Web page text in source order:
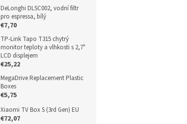
DeLonghi DLSC002, vodní filtr
pro espressa, bílý
€7,70
TP-Link Tapo T315 chytrý
monitor teploty a vlhkosti s 2,7"
LCD displejem
€25,22
MegaDrive Replacement Plastic
Boxes
€5,75
Xiaomi TV Box S (3rd Gen) EU
€72,07